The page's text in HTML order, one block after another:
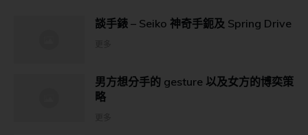
談手錶 – Seiko 神奇手鈪及 Spring Drive
男方想分手的 gesture 以及女方的博奕策
略